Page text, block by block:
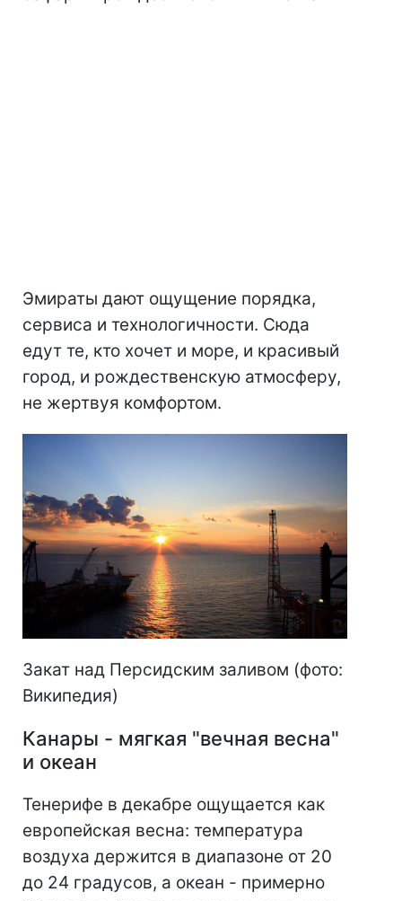
Эмираты дают ощущение порядка,
сервиса и технологичности. Сюда
едут те, кто хочет и море, и красивый
город, и рождественскую атмосферу,
не жертвуя комфортом.
Закат над Персидским заливом (фото:
Википедия)
Канары - мягкая "вечная весна"
и океан
Тенерифе в декабре ощущается как
европейская весна: температура
воздуха держится в диапазоне от 20
до 24 градусов, а океан - примерно